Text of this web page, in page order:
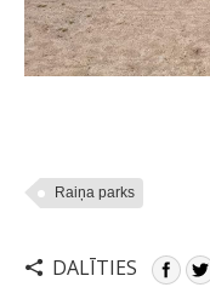
Raiņa parks
DALĪTIES